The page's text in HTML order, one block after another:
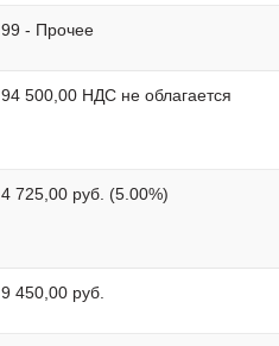
99 - Прочее
94 500,00 НДС не облагается
4 725,00 руб. (5.00%)
9 450,00 руб.